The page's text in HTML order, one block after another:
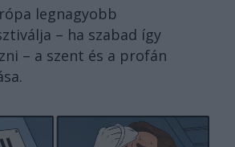
legnagyobb
– ha szabad így
– a szent és a profán